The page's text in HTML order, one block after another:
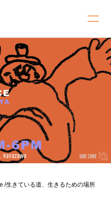
/生きている道、生きるための場所